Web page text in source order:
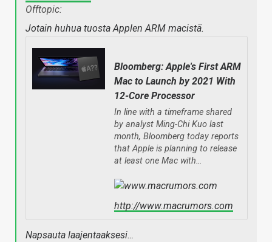
Offtopic:
Jotain huhua tuosta Applen ARM macistä.
Bloomberg: Apple's First ARM
Mac to Launch by 2021 With
12-Core Processor
In line with a timeframe shared
by analyst Ming-Chi Kuo last
month, Bloomberg today reports
that Apple is planning to release
at least one Mac with…
http://www.macrumors.com
Napsauta laajentaaksesi…